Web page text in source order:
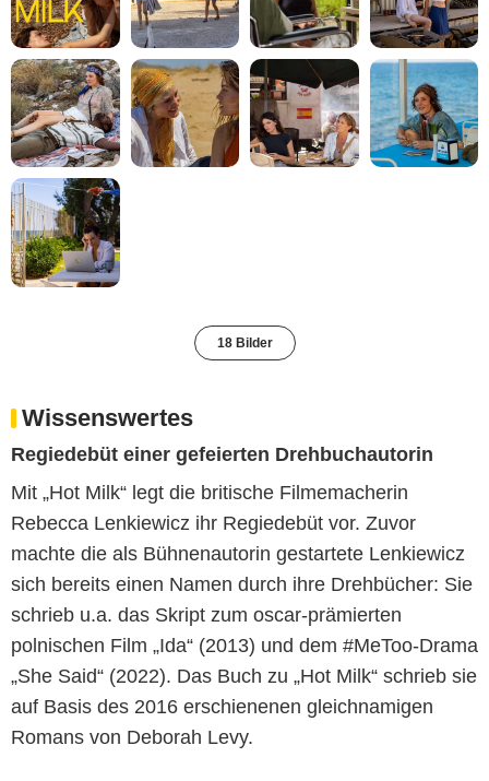
18 Bilder
Wissenswertes
Regiedebüt einer gefeierten Drehbuchautorin
Mit „Hot Milk“ legt die britische Filmemacherin
Rebecca Lenkiewicz ihr Regiedebüt vor. Zuvor
machte die als Bühnenautorin gestartete Lenkiewicz
sich bereits einen Namen durch ihre Drehbücher: Sie
schrieb u.a. das Skript zum oscar-prämierten
polnischen Film „Ida“ (2013) und dem #MeToo-Drama
„She Said“ (2022). Das Buch zu „Hot Milk“ schrieb sie
auf Basis des 2016 erschienenen gleichnamigen
Romans von Deborah Levy.